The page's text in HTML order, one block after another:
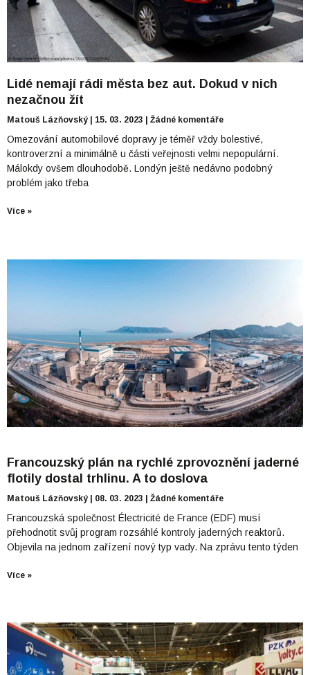
Lidé nemají rádi města bez aut. Dokud v nich
nezačnou žít
Matouš Lázňovský 15. 03. 2023 Žádné komentáře
Omezování automobilové dopravy je téměř vždy bolestivé,
kontroverzní a minimálně u části veřejnosti velmi nepopulární.
Málokdy ovšem dlouhodobě. Londýn ještě nedávno podobný
problém jako třeba
Více »
Francouzský plán na rychlé zprovoznění jaderné
flotily dostal trhlinu. A to doslova
Matouš Lázňovský 08. 03. 2023 Žádné komentáře
Francouzská společnost Électricité de France (EDF) musí
přehodnotit svůj program rozsáhlé kontroly jaderných reaktorů.
Objevila na jednom zařízení nový typ vady. Na zprávu tento týden
Více »